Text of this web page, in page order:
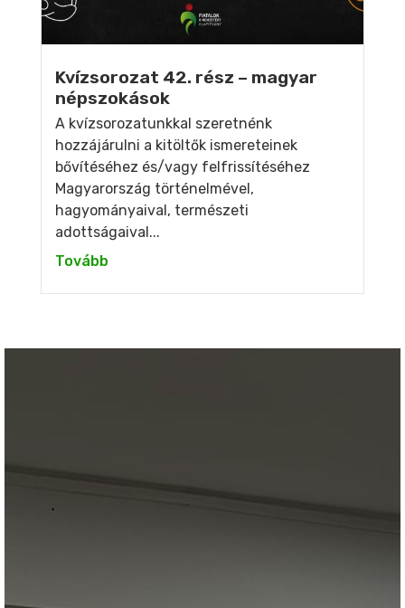
Kvízsorozat 42. rész – magyar
népszokások
A kvízsorozatunkkal szeretnénk
hozzájárulni a kitöltők ismereteinek
bővítéséhez és/vagy felfrissítéséhez
Magyarország történelmével,
hagyományaival, természeti
adottságaival...
Tovább